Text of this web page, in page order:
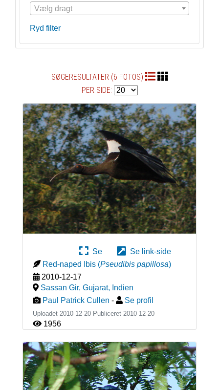
Vælg dragt
Ryd filter
SØGERESULTATER (6 FOTOS)
PER SIDE:
Se
Se link-side
Red-naped Ibis (Pseudibis papillosa)
2010-12-17
Sassan Gir, Gujarat, Indien
Paul Patrick Cullen - Se profil
Uploadet 2010-12-20 Publiceret 2010-12-20
1956